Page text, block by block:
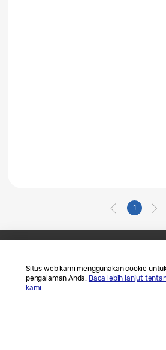
Situs web kami menggunakan cookie
pengalaman Anda. Baca lebih lanjut
kami.
1
Hubungi Kami
Legal
Privasi